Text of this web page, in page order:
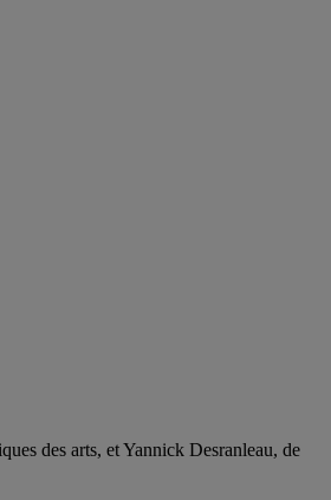
des arts, et Yannick Desranleau, de